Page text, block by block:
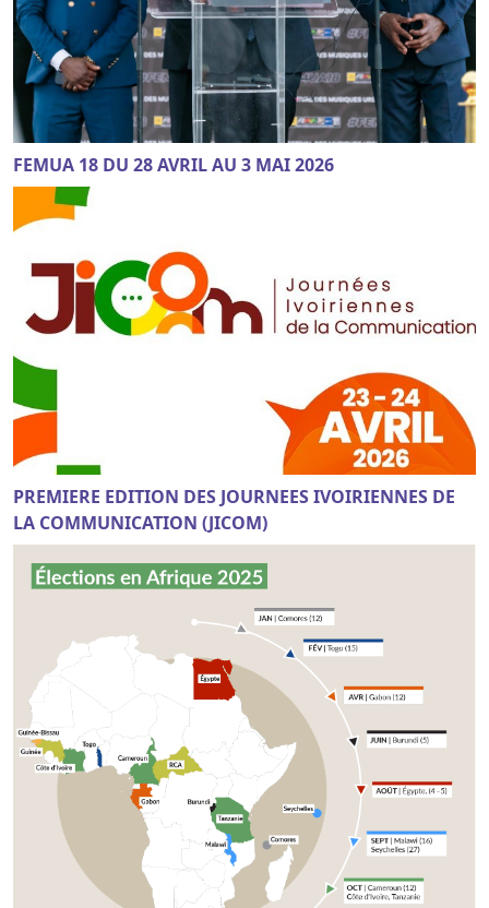
FEMUA 18 DU 28 AVRIL AU 3 MAI 2026
PREMIERE EDITION DES JOURNEES IVOIRIENNES DE
LA COMMUNICATION (JICOM)